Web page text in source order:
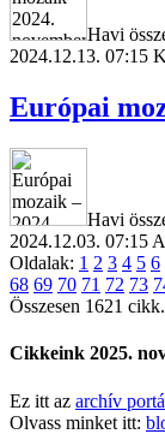
Havi
2024.12.13. 07:15
Európai
Havi
2024.12.03. 07:15
Oldalak: 1 2 3 4 5 6
68 69 70 71 72 73
Összesen 1621 cikk.
Cikkeink 2025.
Ez itt az archív
Olvass minket itt: